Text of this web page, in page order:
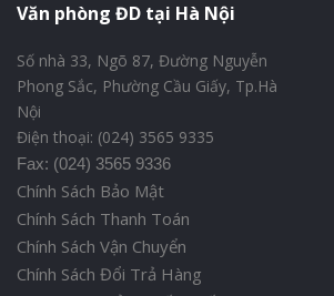
Văn phòng ĐD tại Hà Nội
Số nhà 33, Ngõ 87, Đường Nguyễn
Phong Sắc, Phường Cầu Giấy, Tp.Hà
Nội
Điện thoại: (024) 3565 9335
Fax: (024) 3565 9336
Chính Sách Bảo Mật
Chính Sách Thanh Toán
Chính Sách Vận Chuyển
Chính Sách Đổi Trả Hàng